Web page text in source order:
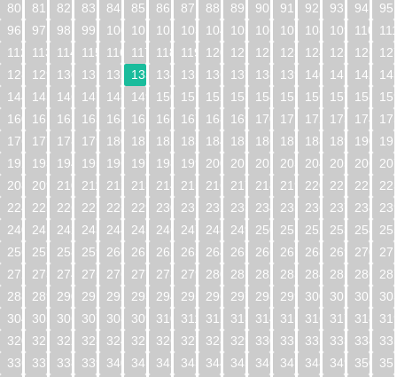
80
81 82 83 84 85 86 87 88 89 90 91 92 93 94
95
96
97 98 99 100 101 102 103 104 105 106 107 108 109 110
112
113 114 115 116 117 118 119 120 121 122 123 124 125 126
128
129 130 131 132 133 134 135 136 137 138 139 140 141 142
144
145 146 147 148 149 150 151 152 153 154 155 156 157 158
160
161 162 163 164 165 166 167 168 169 170 171 172 173 174
176
177 178 179 180 181 182 183 184 185 186 187 188 189 190
192
193 194 195 196 197 198 199 200 201 202 203 204 205 206
208
209 210 211 212 213 214 215 216 217 218 219 220 221 222
224
225 226 227 228 229 230 231 232 233 234 235 236 237 238
240
241 242 243 244 245 246 247 248 249 250 251 252 253 254
256
257 258 259 260 261 262 263 264 265 266 267 268 269 270
272
273 274 275 276 277 278 279 280 281 282 283 284 285 286
288
289 290 291 292 293 294 295 296 297 298 299 300 301 302
304
305 306 307 308 309 310 311 312 313 314 315 316 317 318
320
321 322 323 324 325 326 327 328 329 330 331 332 333 334
336
337 338 339 340 341 342 343 344 345 346 347 348 349 350